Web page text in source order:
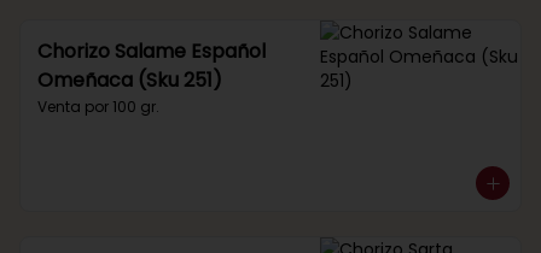
Chorizo Salame Español
Omeñaca (Sku 251)
Venta por 100 gr.